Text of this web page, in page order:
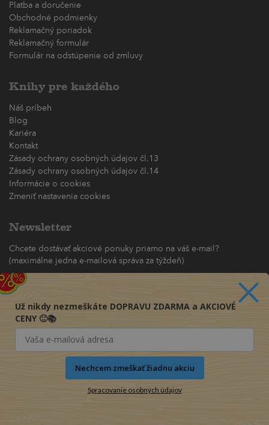
Platba a doručenie
Obchodné podmienky
Reklamačný poriadok
Reklamačný formulár
Formulár na odstúpenie od zmluvy
Knihy pre každého
Náš príbeh
Blog
Kariéra
Kontakt
Zásady ochrany osobných údajov čl.13
Zásady ochrany osobných údajov čl.14
Informácie o cookies
Zmeniť nastavenia cookies
Newsletter
Chcete dostávať akciové ponuky priamo na váš e-mail?
(maximálne jedna e-mailová správa za týždeň)
Odoberať
Už nikdy nezmeškáte DOPRAVU ZDARMA a AKCIOVÉ
CENY 🙂📚
Nechcem zmeškať žiadnu akciu
Spracovanie osobných údajov